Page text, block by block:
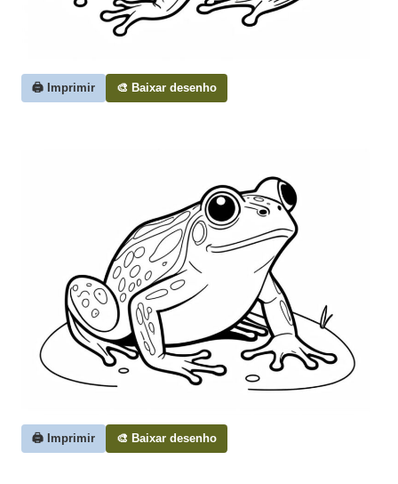
🖨️ Imprimir 🎨 Baixar desenho
🖨️ Imprimir 🎨 Baixar desenho